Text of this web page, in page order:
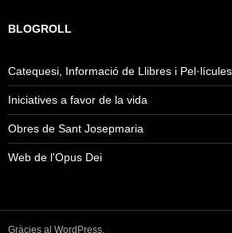
BLOGROLL
Catequesi, Informació de Llibres i Pel·lícules
Iniciatives a favor de la vida
Obres de Sant Josepmaria
Web de l'Opus Dei
Gràcies al WordPress.